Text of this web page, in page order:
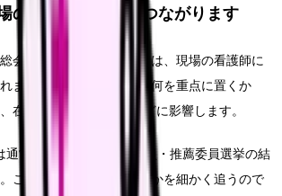
の給料と働き方につながります
会や役員選挙のニュースは、現場の看護師に
ません。でも、日看協が何を重点に置くか
在宅看護、教育、DXなどに影響します。
通常総会関連の情報や役員・推薦委員選挙の結
この記事では、誰が役員かを細かく追うので